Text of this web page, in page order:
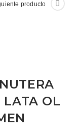
producto
LATA OL